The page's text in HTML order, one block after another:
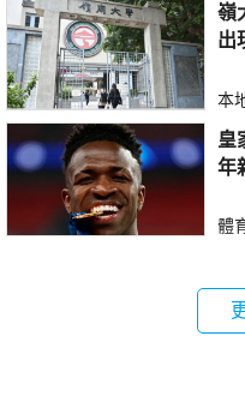
嶺大
出
本
皇
年
體